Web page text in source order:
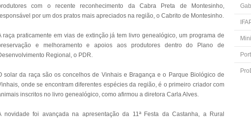
com o recente reconhecimento da Cabra Preta de Montesinho,
por um dos pratos mais apreciados na região, o Cabrito de Montesinho.
raça praticamente em vias de extinção já tem livro genealógico, um programa de
e melhoramento e apoios aos produtores dentro do Plano de
Regional, o PDR.
solar da raça são os concelhos de Vinhais e Bragança e o Parque Biológico de
onde se encontram diferentes espécies da região, é o primeiro criador com
inscritos no livro genealógico, como afirmou a diretora Carla Alves.
novidade foi avançada na apresentação da 11ª Festa da Castanha, a Rural